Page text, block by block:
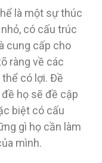
là một sự thúc
có cấu trúc
cung cấp cho
ràng về các
có lợi. Đề
họ sẽ đề cập
biệt có cấu
gì họ cần làm
mình.